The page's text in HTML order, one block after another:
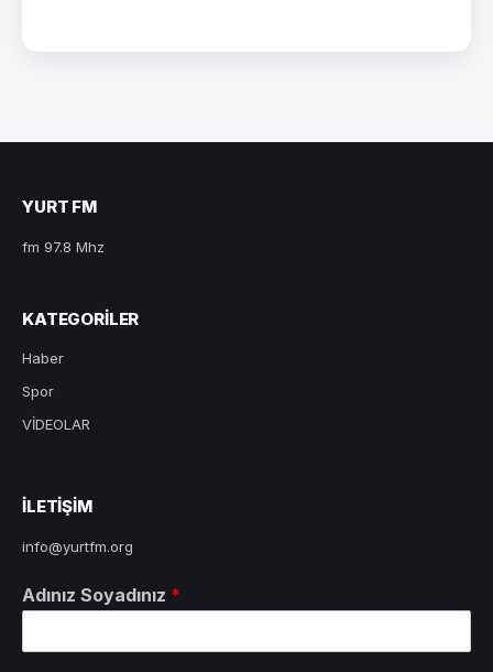
YURT FM
fm 97.8 Mhz
KATEGORILER
Haber
Spor
VİDEOLAR
ILETIŞIM
info@yurtfm.org
Adınız Soyadınız *